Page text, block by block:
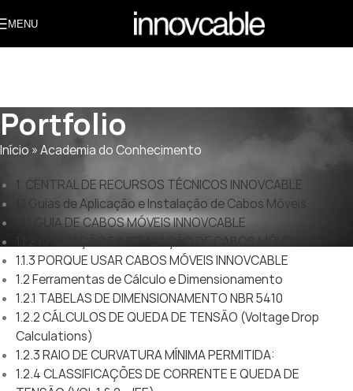
MENU
Portfolio
Início »Academia do Conhecimento
1. CENTRAL DE RECURSOS TÉCNICOS INNOVCABLE
1.1 Guias de Aplicação e Instalação de Cabos Móveis
1.1.1 GUIA DE CABOS MÓVEIS INNOVCABLE
1.1.2 APLICAÇÃO E INSTALAÇÃO DE CABOS MÓVEIS
1.1.3 PORQUE USAR CABOS MÓVEIS INNOVCABLE
1.2 Ferramentas de Cálculo e Dimensionamento
1.2.1 TABELAS DE DIMENSIONAMENTO NBR 5410
1.2.2 CÁLCULOS DE QUEDA DE TENSÃO (Voltage Drop
Calculations)
1.2.3 RAIO DE CURVATURA MÍNIMA PERMITIDA:
1.2.4 CLASSIFICAÇÕES DE CORRENTE E QUEDA DE